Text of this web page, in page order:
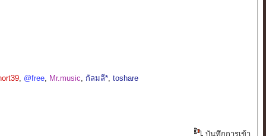
, @free, Mr.music, กัลมลี*,toshare
บันทึกการเข้า